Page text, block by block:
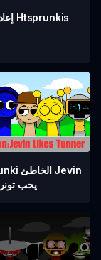
إعادة تصوير Htsprunkis
يحب تونر